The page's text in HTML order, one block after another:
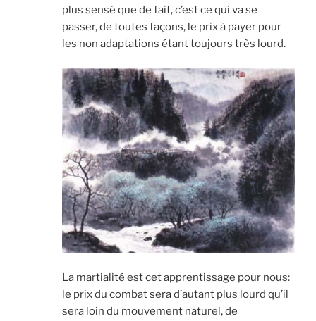
plus sensé que de fait, c’est ce qui va se
passer, de toutes façons, le prix à payer pour
les non adaptations étant toujours très lourd.
La martialité est cet apprentissage pour nous:
le prix du combat sera d’autant plus lourd qu’il
sera loin du mouvement naturel, de